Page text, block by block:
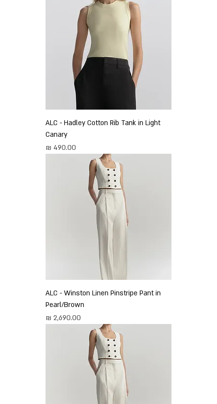
ALC - Hadley Cotton Rib Tank in Light
Canary
מחיר
ALC - Winston Linen Pinstripe Pant in
Pearl/Brown
מחיר